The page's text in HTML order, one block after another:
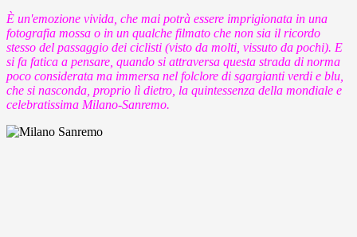
È un'emozione vivida, che mai potrà essere imprigionata in una
fotografia mossa o in un qualche filmato che non sia il ricordo
stesso del passaggio dei ciclisti (visto da molti, vissuto da pochi). E
si fa fatica a pensare, quando si attraversa questa strada di norma
poco considerata ma immersa nel folclore di sgargianti verdi e blu,
che si nasconda, proprio lì dietro, la quintessenza della mondiale e
celebratissima Milano-Sanremo.